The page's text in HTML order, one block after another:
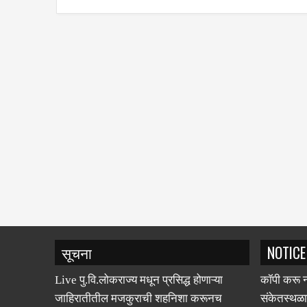
सूचना
Live पु.वि.लोकराज्य मधून प्रसिद्ध होणाऱ्या
जाहिरातीतील मजकुराची शहनिशा करूनच
NOTICE
कॉपी करू